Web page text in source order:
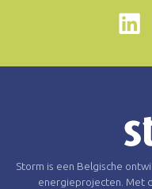
Storm is een Belgische
energieprojecten. Met